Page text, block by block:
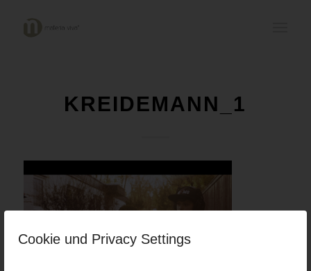
Cookie und Privacy Settings
KREIDEMANN_1